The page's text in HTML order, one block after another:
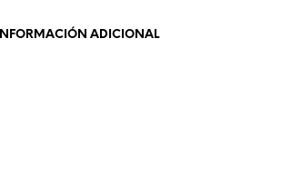
INFORMACIÓN ADICIONAL